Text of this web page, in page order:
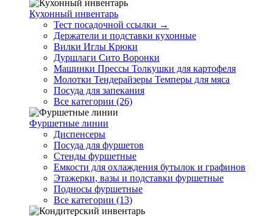
Кухонный инвентарь
Тест посадочной ссылки →
Держатели и подставки кухонные
Вилки Иглы Крюки
Дуршлаги Сито Воронки
Машинки Прессы Толкушки для картофеля
Молотки Тендерайзеры Темперы для мяса
Посуда для запекания
Все категории (26)
Фуршетные линии
Диспенсеры
Посуда для фуршетов
Стенды фуршетные
Емкости для охлаждения бутылок и графинов
Этажерки, вазы и подставки фуршетные
Подносы фуршетные
Все категории (13)